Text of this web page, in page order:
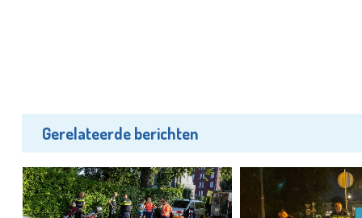
Gerelateerde berichten